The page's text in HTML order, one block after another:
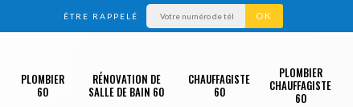
ÊTRE RAPPELÉ
PLOMBIER
60
RÉNOVATION DE
SALLE DE BAIN 60
CHAUFFAGISTE
60
PLOMBIER
CHAUFFAGISTE
60